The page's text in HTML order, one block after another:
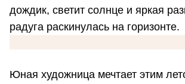
дождик, светит солнце и яркая
радуга раскинулась на горизонте.
Юная художница мечтает этим